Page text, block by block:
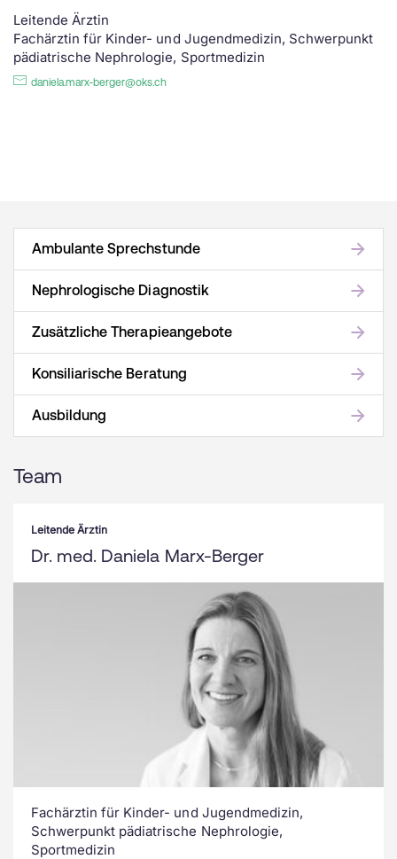
Leitende Ärztin
Fachärztin für Kinder- und Jugendmedizin, Schwerpunkt
pädiatrische Nephrologie, Sportmedizin
daniela.marx-berger@oks.ch
Ambulante Sprechstunde
Nephrologische Diagnostik
Zusätzliche Therapieangebote
Konsiliarische Beratung
Ausbildung
Team
Leitende Ärztin
Dr. med. Daniela Marx-Berger
Fachärztin für Kinder- und Jugendmedizin,
Schwerpunkt pädiatrische Nephrologie,
Sportmedizin